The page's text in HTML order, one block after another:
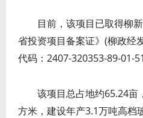
目前，该项目已取得柳新
省投资项目备案证》(柳政经
代码：2407-320353-89-01-
该项目总占地约65.24亩
方米，建设年产3.1万吨高档